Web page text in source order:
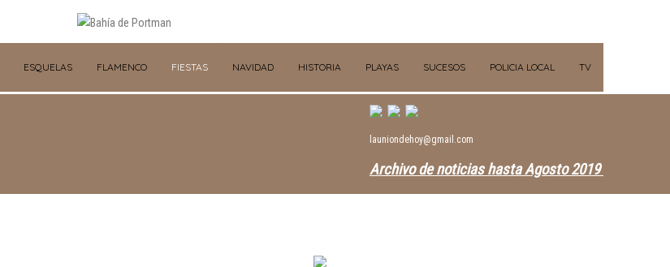
ESQUELAS FLAMENCO FIESTAS NAVIDAD HISTORIA PLAYAS SUCESOS POLICIA LOCAL TV
launiondehoy@gmail.com
Archivo de noticias hasta Agosto 2019